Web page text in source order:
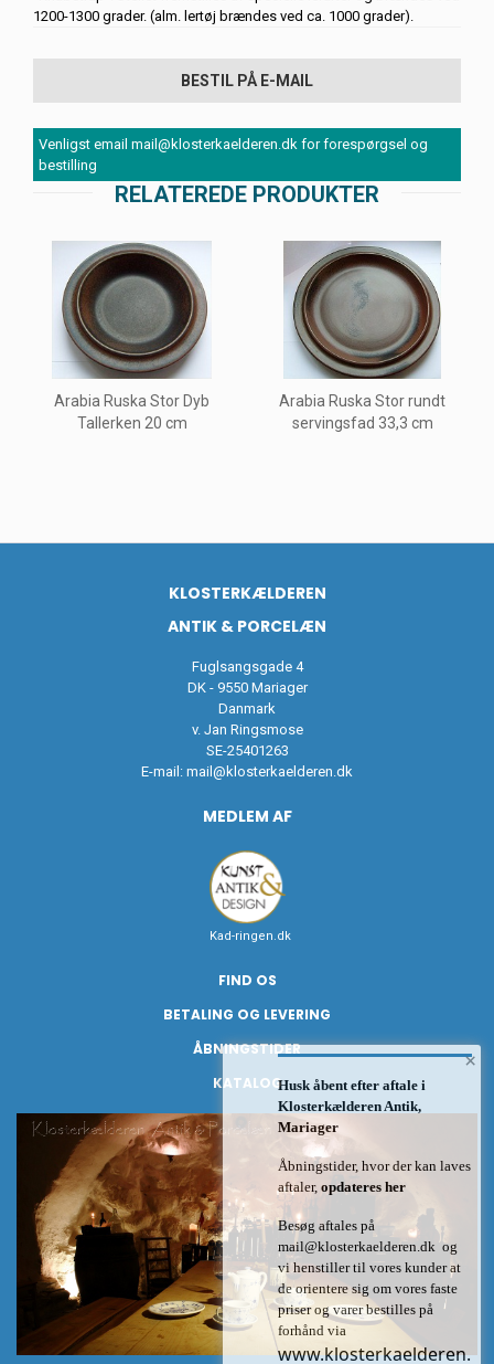
1200-1300 grader. (alm. lertøj brændes ved ca. 1000 grader).
BESTIL PÅ E-MAIL
Venligst email mail@klosterkaelderen.dk for forespørgsel og
bestilling
RELATEREDE PRODUKTER
Arabia Ruska Stor Dyb
Tallerken 20 cm
Arabia Ruska Stor rundt
servingsfad 33,3 cm
KLOSTERKÆLDEREN
ANTIK & PORCELÆN
Fuglsangsgade 4
DK - 9550 Mariager
Danmark
v. Jan Ringsmose
SE-25401263
E-mail: mail@klosterkaelderen.dk
MEDLEM AF
Kad-ringen.dk
FIND OS
BETALING OG LEVERING
ÅBNINGSTIDER
KATALOG
×
Husk åbent efter aftale i
Klosterkælderen Antik,
Mariager
Åbningstider, hvor der kan laves
aftaler, opdateres her
Besøg aftales på
mail@klosterkaelderen.dk og
vi henstiller til vores kunder at
de orientere sig om vores faste
priser og varer bestilles på
forhånd via
www.klosterkaelderen.